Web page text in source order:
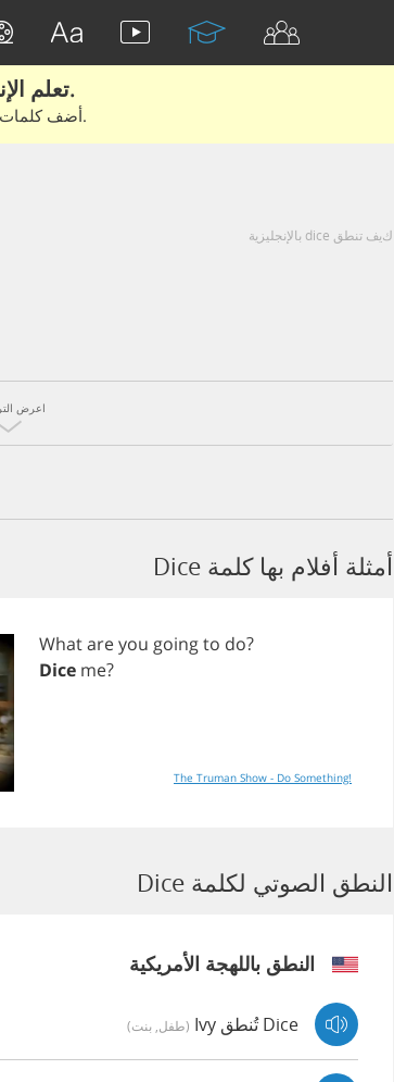
تعلم الإنجليزية الحقيقية من الأفلام والكتب.
أضف كلمات أو عبارات للتعلم والتدريب مع متعلمين آخرين.
كيف تنطق dice بالإنجليزية
اعرض
أمثلة أفلام بها كلمة Dice
Whatareyou goingto do?
Dice me?
The Truman Show - Do Something!
النطق الصوتي لكلمة Dice
النطق باللهجة الأمريكية
Dice تُنطق Ivy (طفل, بنت)